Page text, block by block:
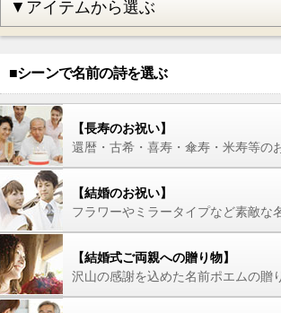
■シーンで名前の詩を選ぶ
【長寿のお祝い】
【結婚のお祝い】
フラワーやミラータイプなど素敵な
【結婚式ご両親への贈り物】
沢山の感謝を込めた名前ポエムの贈